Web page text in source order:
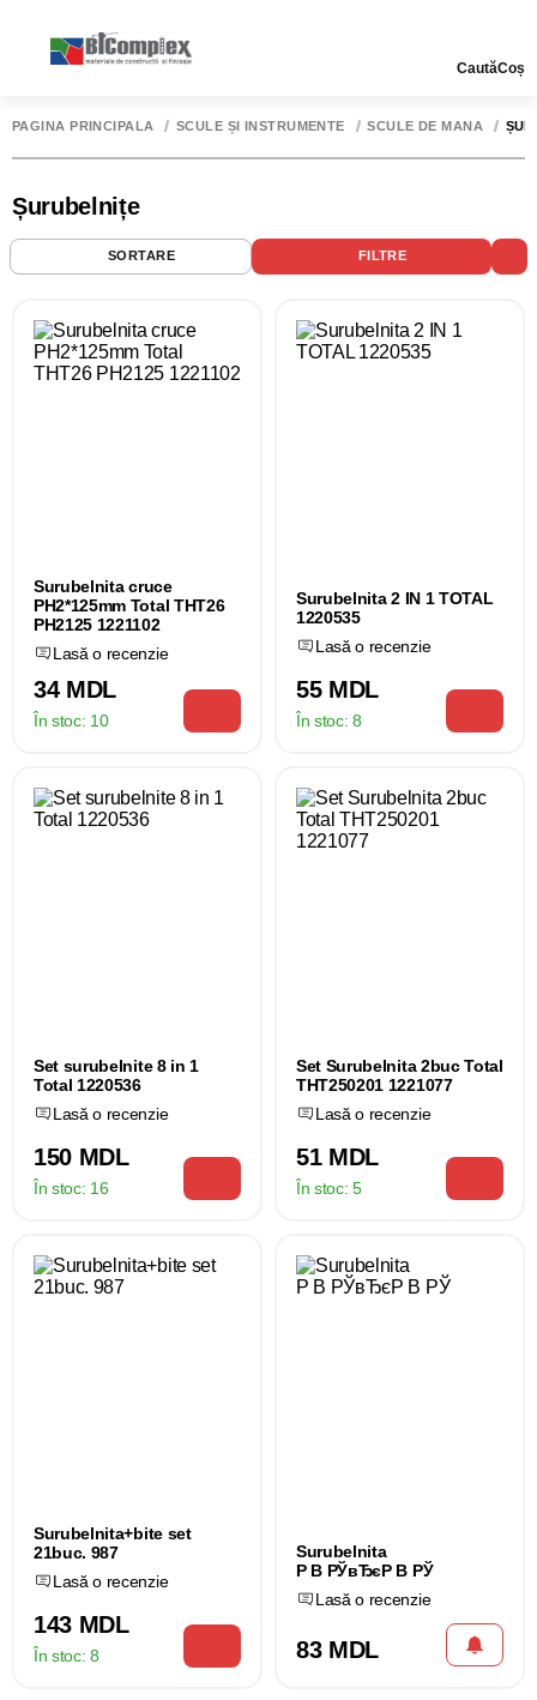
CautăCoș
PAGINA PRINCIPALĂ SCULE ȘI INSTRUMENTE SCULE DE MÂNĂ
Șurubelnițe
SORTARE FILTRE
Surubelnita cruce
PH2*125mm Total THT26
PH2125 1221102
Lasă o recenzie
34 MDL
În stoc: 10
Surubelnita 2 IN 1 TOTAL
1220535
Lasă o recenzie
55 MDL
În stoc: 8
Set surubelnite 8 in 1
Total 1220536
Lasă o recenzie
150 MDL
În stoc: 16
Set Surubelnita 2buc Total
THT250201 1221077
Lasă o recenzie
51 MDL
În stoc: 5
Surubelnita+bite set
21buc. 987
Lasă o recenzie
143 MDL
În stoc: 8
Surubelnita
Р В РЎвЂєР В РЎ
Lasă o recenzie
83 MDL